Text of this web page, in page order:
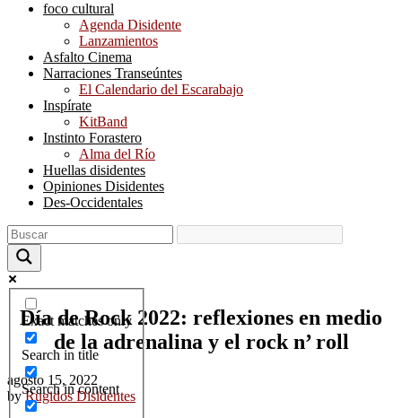
foco cultural
Agenda Disidente
Lanzamientos
Asfalto Cinema
Narraciones Transeúntes
El Calendario del Escarabajo
Inspírate
KitBand
Instinto Forastero
Alma del Río
Huellas disidentes
Opiniones Disidentes
Des-Occidentales
Exact matches only
Search in title
Search in content
Día de Rock 2022: reflexiones en medio
de la adrenalina y el rock n’ roll
agosto 15, 2022
by Rugidos Disidentes